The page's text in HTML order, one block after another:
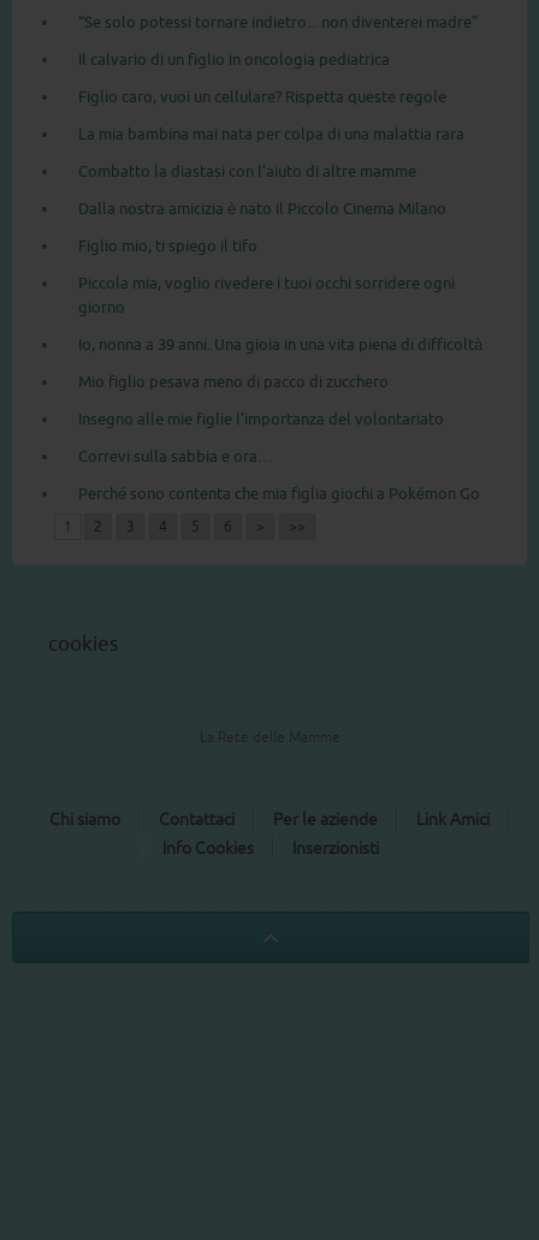
“Se solo potessi tornare indietro... non diventerei madre”
Il calvario di un figlio in oncologia pediatrica
Figlio caro, vuoi un cellulare? Rispetta queste regole
La mia bambina mai nata per colpa di una malattia rara
Combatto la diastasi con l’aiuto di altre mamme
Dalla nostra amicizia è nato il Piccolo Cinema Milano
Figlio mio, ti spiego il tifo
Piccola mia, voglio rivedere i tuoi occhi sorridere ogni
giorno
Io, nonna a 39 anni. Una gioia in una vita piena di difficoltà
Mio figlio pesava meno di pacco di zucchero
Insegno alle mie figlie l’importanza del volontariato
Correvi sulla sabbia e ora…
Perché sono contenta che mia figlia giochi a Pokémon Go
1 2 3 4 5 6 > >>
cookies
La Rete delle Mamme
Chi siamo Contattaci Per le aziende
Link Amici
Info Cookies
Inserzionisti